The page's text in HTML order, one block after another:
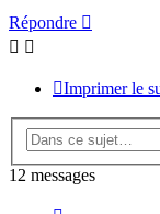
Répondre
Imprimer le
12 messages